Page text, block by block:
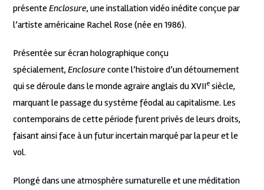
présenteEnclosure, une installation vidéo inédite conçue par
l’artiste américaine Rachel Rose (née en 1986).
Présentée sur écran holographique conçu
spécialement,Enclosure conte l’histoire d’un détournement
qui se déroule dans le monde agraire anglais du XVIIe siècle,
marquant le passage du système féodal au capitalisme. Les
contemporains de cette période furent privés de leurs droits,
faisant ainsi face à un futur incertain marqué par la peur et le
vol.
Plongé dans une atmosphère surnaturelle et une méditation